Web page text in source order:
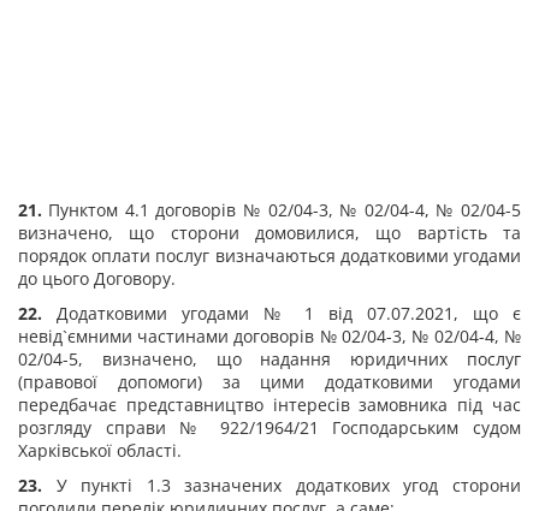
21. Пунктом 4.1 договорів № 02/04-3, № 02/04-4, № 02/04-5
визначено, що сторони домовилися, що вартість та
порядок оплати послуг визначаються додатковими угодами
до цього Договору.
22. Додатковими угодами № 1 від 07.07.2021, що є
невід`ємними частинами договорів № 02/04-3, № 02/04-4, №
02/04-5, визначено, що надання юридичних послуг
(правової допомоги) за цими додатковими угодами
передбачає представництво інтересів замовника під час
розгляду справи № 922/1964/21 Господарським судом
Харківської області.
23. У пункті 1.3 зазначених додаткових угод сторони